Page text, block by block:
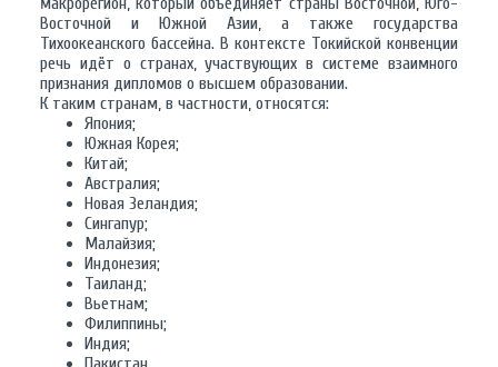
Восточной и Южной Азии, а также государства
Тихоокеанского бассейна. В контексте Токийской конвенции
речь идёт о странах, участвующих в системе взаимного
признания дипломов о высшем образовании.
К таким странам, в частности, относятся:
Япония;
Южная Корея;
Китай;
Австралия;
Новая Зеландия;
Сингапур;
Малайзия;
Индонезия;
Таиланд;
Вьетнам;
Филиппины;
Индия;